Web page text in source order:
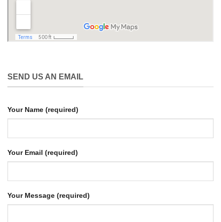
SEND US AN EMAIL
Your Name (required)
Your Email (required)
Your Message (required)